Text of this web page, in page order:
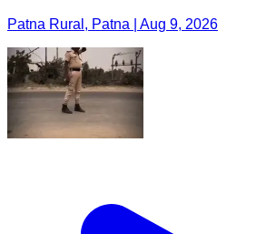
Patna Rural, Patna | Aug 9, 2026